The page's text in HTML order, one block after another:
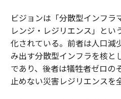
ビジョンは「分散型インフラ
レンジ・レジリエンス」とい
化されている。前者は人口減
み出す分散型インフラを核と
であり、後者は犠牲者ゼロの
止めない災害レジリエンスを